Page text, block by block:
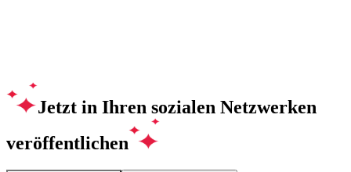
Jetzt in Ihren sozialen Netzwerken
veröffentlichen